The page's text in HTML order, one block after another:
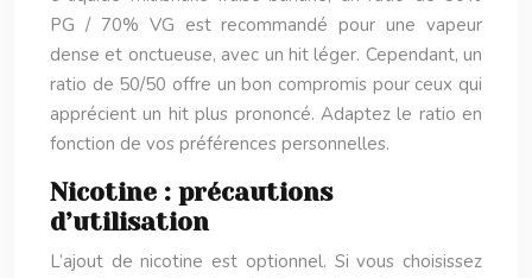
PG / 70% VG est recommandé pour une vapeur
dense et onctueuse, avec un hit léger. Cependant, un
ratio de 50/50 offre un bon compromis pour ceux qui
apprécient un hit plus prononcé. Adaptez le ratio en
fonction de vos préférences personnelles.
Nicotine : précautions
d’utilisation
L’ajout de nicotine est optionnel. Si vous choisissez